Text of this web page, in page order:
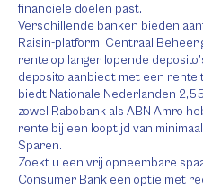
financiële doelen past.
Verschillende banken bieden
Raisin-platform. Centraal
rente op langer lopende
deposito aanbiedt met een rente
biedt Nationale Nederlanden
zowel Rabobank als ABN Amro
rente bij een looptijd van
Sparen.
Zoekt u een vrij opneembare
Consumer Bank een optie met